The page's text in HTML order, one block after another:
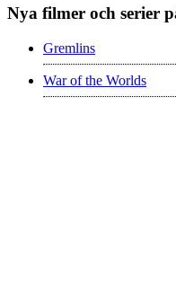
Nya filmer och serier
Gremlins
War of the Worlds